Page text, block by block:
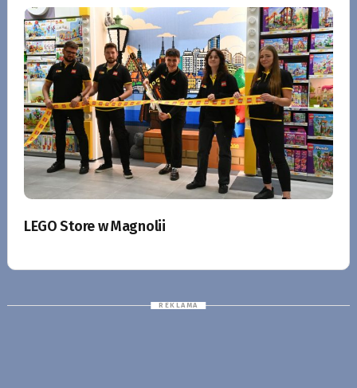
LEGO Store w Magnolii